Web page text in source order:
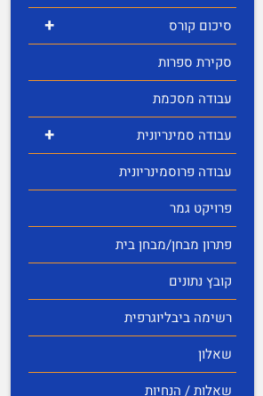
+
סיכום קורס
סקירת ספרות
עבודה מסכמת
+
עבודה סמינריונית
עבודה פרוסמינריונית
פרויקט גמר
פתרון מבחן/מבחן בית
קובץ נתונים
רשימה ביבליוגרפית
שאלון
שאלות / הנחיות